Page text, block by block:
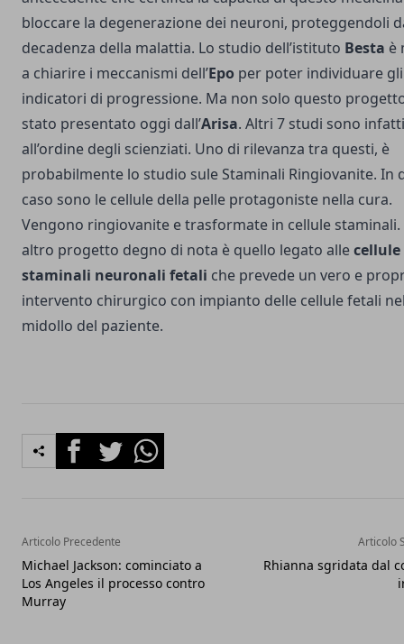
bloccare la degenerazione dei neuroni, proteggendoli
decadenza della malattia. Lo studio dell’istituto Besta è
a chiarire i meccanismi dell’Epo per poter individuare gli
indicatori di progressione. Ma non solo questo
stato presentato oggi dall’Arisa. Altri 7 studi sono infatti
all’ordine degli scienziati. Uno di rilevanza tra questi, è
probabilmente lo studio sule Staminali Ringiovanite. In
caso sono le cellule della pelle protagoniste nella cura.
Vengono ringiovanite e trasformate in cellule staminali.
altro progetto degno di nota è quello legato allecellule
staminali neuronali fetali che prevede un vero e
intervento chirurgico con impianto delle cellule fetali
midollo del paziente.
FacebookTwitterWhatsapp
Articolo Precedente
Michael Jackson: cominciato a
Los Angeles il processo contro
Murray
Articolo
Rhianna sgridata dal